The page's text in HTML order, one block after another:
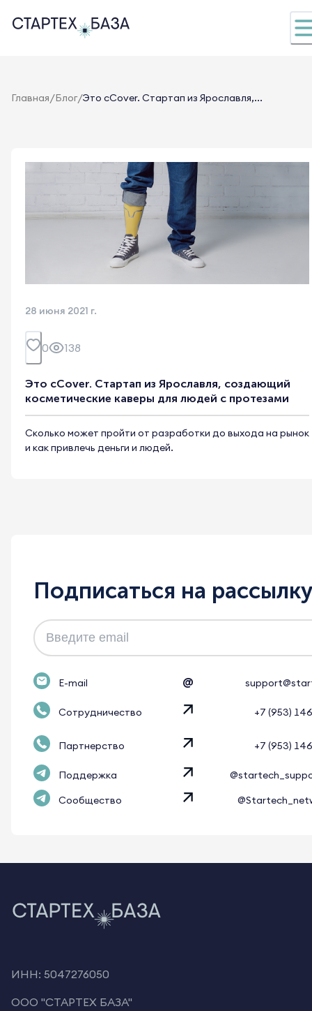
Главная/Блог/Это cCover. Стартап из Ярославля,...
28 июня 2021 г.
0 138
Это cCover. Стартап из Ярославля, создающий
косметические каверы для людей с протезами
Сколько может пройти от разработки до выхода на рынок
и как привлечь деньги и людей.
Подписаться на рассылку
E-mail @
Сотрудничество +7 (953)
Партнерство +7 (953)
Поддержка
Сообщество
ИНН: 5047276050
OOO "СТАРТЕХ БАЗА"